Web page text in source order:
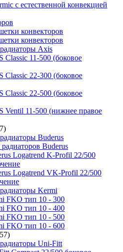
с естественной конвекцией
конвекторов
конвекторов
Axis
11-500 (боковое
Classic 22-300 (боковое
Classic 22-500 (боковое
Ventil 11-500 (нижнее правое
Buderus
Buderus
Logatrend K-Profil 22/500
Logatrend VK-Profil 22/500
Kermi
FKO тип 10 - 300
FKO тип 10 - 400
FKO тип 10 - 500
FKO тип 10 - 600
Uni-Fitt